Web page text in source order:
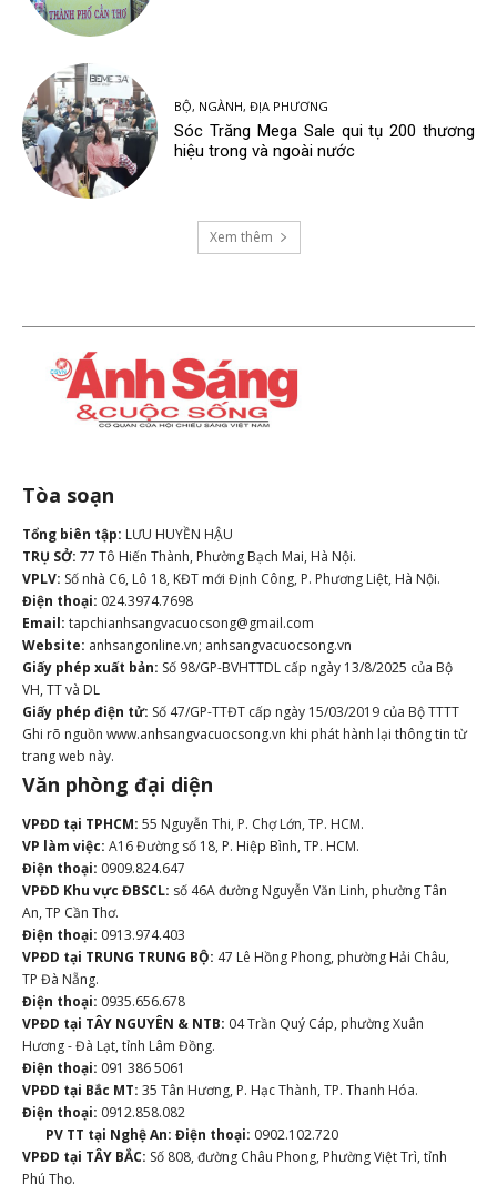
BỘ, NGÀNH, ĐỊA PHƯƠNG
Sóc Trăng Mega Sale qui tụ 200 thương
hiệu trong và ngoài nước
Xem thêm
Tòa soạn
Tổng biên tập: LƯU HUYỀN HẬU
TRỤ SỞ: 77 Tô Hiến Thành, Phường Bạch Mai, Hà Nội.
VPLV: Số nhà C6, Lô 18, KĐT mới Định Công, P. Phương Liệt, Hà Nội.
Điện thoại: 024.3974.7698
Email: tapchianhsangvacuocsong@gmail.com
Website: anhsangonline.vn; anhsangvacuocsong.vn
Giấy phép xuất bản: Số 98/GP-BVHTTDL cấp ngày 13/8/2025 của Bộ
VH, TT và DL
Giấy phép điện tử: Số 47/GP-TTĐT cấp ngày 15/03/2019 của Bộ TTTT
Ghi rõ nguồn www.anhsangvacuocsong.vn khi phát hành lại thông tin từ
trang web này.
Văn phòng đại diện
VPĐD tại TPHCM: 55 Nguyễn Thi, P. Chợ Lớn, TP. HCM.
VP làm việc: A16 Đường số 18, P. Hiệp Bình, TP. HCM.
Điện thoại: 0909.824.647
VPĐD Khu vực ĐBSCL: số 46A đường Nguyễn Văn Linh, phường Tân
An, TP Cần Thơ.
Điện thoại: 0913.974.403
VPĐD tại TRUNG TRUNG BỘ: 47 Lê Hồng Phong, phường Hải Châu,
TP Đà Nẵng.
Điện thoại: 0935.656.678
VPĐD tại TÂY NGUYÊN & NTB: 04 Trần Quý Cáp, phường Xuân
Hương - Đà Lạt, tỉnh Lâm Đồng.
Điện thoại: 091 386 5061
VPĐD tại Bắc MT: 35 Tân Hương, P. Hạc Thành, TP. Thanh Hóa.
Điện thoại: 0912.858.082
PV TT tại Nghệ An: Điện thoại: 0902.102.720
VPĐD tại TÂY BẮC: Số 808, đường Châu Phong, Phường Việt Trì, tỉnh
Phú Thọ.